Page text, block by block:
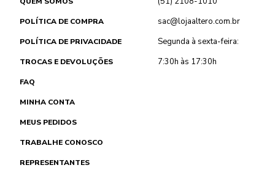
POLÍTICA DE COMPRA
POLÍTICA DE PRIVACIDADE
TROCAS E DEVOLUÇÕES
FAQ
MINHA CONTA
MEUS PEDIDOS
TRABALHE CONOSCO
REPRESENTANTES
sac@lojaaltero.com.br
Segunda à sexta-feira:
7:30h às 17:30h